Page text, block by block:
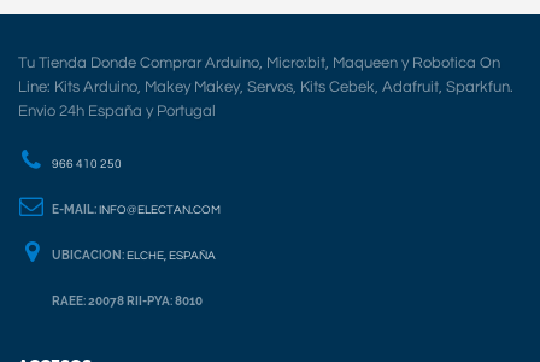
Tu Tienda Donde Comprar Arduino, Micro:bit, Maqueen y Robotica On
Line: Kits Arduino, Makey Makey, Servos, Kits Cebek, Adafruit, Sparkfun.
Envio 24h España y Portugal
966 410 250
E-MAIL: INFO@ELECTAN.COM
UBICACION: ELCHE, ESPAÑA
RAEE: 20078 RII-PYA: 8010